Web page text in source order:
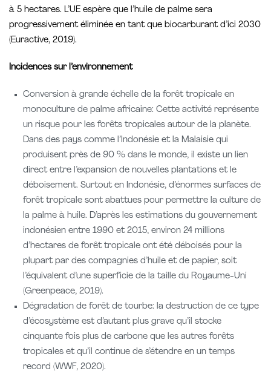
à 5 hectares. L’UE espère que l’huile de palme sera
progressivement éliminée en tant que biocarburant d’ici 2030
(Euractive, 2019).
Incidences sur l’environnement
Conversion à grande échelle de la forêt tropicale en
monoculture de palme africaine: Cette activité représente
un risque pour les forêts tropicales autour de la planète.
Dans des pays comme l’Indonésie et la Malaisie qui
produisent près de 90 % dans le monde, il existe un lien
direct entre l’expansion de nouvelles plantations et le
déboisement. Surtout en Indonésie, d’énormes surfaces de
forêt tropicale sont abattues pour permettre la culture de
la palme à huile. D’après les estimations du gouvernement
indonésien entre 1990 et 2015, environ 24 millions
d’hectares de forêt tropicale ont été déboisés pour la
plupart par des compagnies d’huile et de papier, soit
l’équivalent d’une superficie de la taille du Royaume-Uni
(Greenpeace, 2019).
Dégradation de forêt de tourbe: la destruction de ce type
d’écosystème est d’autant plus grave qu’il stocke
cinquante fois plus de carbone que les autres forêts
tropicales et qu’il continue de s’étendre en un temps
record (WWF, 2020).